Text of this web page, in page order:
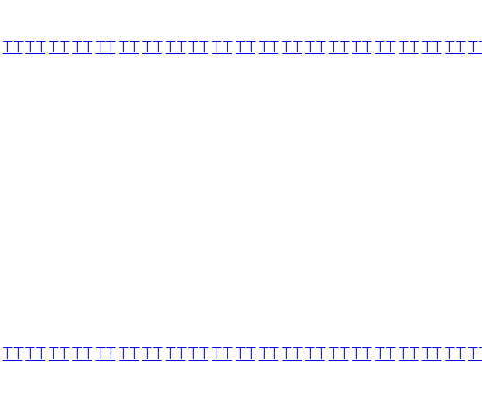
TTTTTTTTTTTTTTTTTTTTTTTTTTTTTTTTTTTTTTTT
TTTTTTTTTTTTTTTTTTTTTTTTTTTTTTTTTTTTTTTT